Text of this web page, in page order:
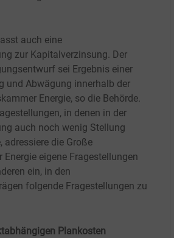
auch eine
zur Kapitalverzinsung. Der
sei Ergebnis einer
und Abwägung innerhalb der
Energie, so die Behörde.
in denen in der
auch noch wenig Stellung
adressiere die Große
Energie eigene Fragestellungen
ein, in den
folgende Fragestellungen zu
Plankosten